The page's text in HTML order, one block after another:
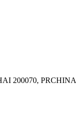
200070, PRCHINA